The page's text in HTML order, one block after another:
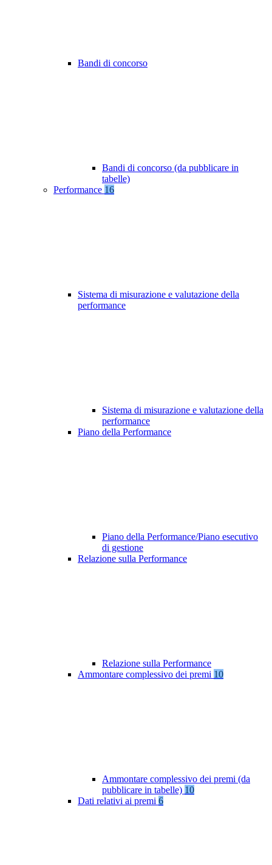
Bandi di concorso
Bandi di concorso (da pubblicare in
tabelle)
Performance 16
Sistema di misurazione e valutazione della
performance
Sistema di misurazione e valutazione della
performance
Piano della Performance
Piano della Performance/Piano esecutivo
di gestione
Relazione sulla Performance
Relazione sulla Performance
Ammontare complessivo dei premi 10
Ammontare complessivo dei premi (da
pubblicare in tabelle) 10
Dati relativi ai premi 6